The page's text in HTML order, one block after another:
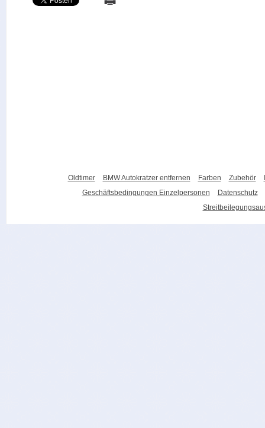
Oldtimer BMW Autokratzer entfernen Farben Zubehör
Geschäftsbedingungen Einzelpersonen
Datenschutz